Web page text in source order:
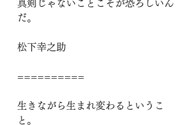
真剣じゃないことこそが恐ろしいん
だ。
松下幸之助
==========
生きながら生まれ変わるというこ
と。